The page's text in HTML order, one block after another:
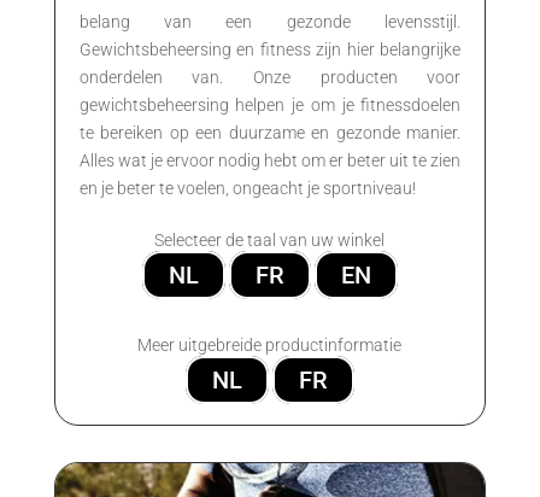
belang van een gezonde levensstijl.
Gewichtsbeheersing en fitness zijn hier belangrijke
onderdelen van. Onze producten voor
gewichtsbeheersing helpen je om je fitnessdoelen
te bereiken op een duurzame en gezonde manier.
Alles wat je ervoor nodig hebt om er beter uit te zien
en je beter te voelen, ongeacht je sportniveau!
Selecteer de taal van uw winkel
NL FR EN
Meer uitgebreide productinformatie
NL FR